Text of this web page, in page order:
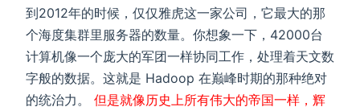
到2012年的时候，仅仅雅虎这一家公司，它最大的那
个海度集群里服务器的数量。你想象一下，42000台
计算机像一个庞大的军团一样协同工作，处理着天文数
字般的数据。这就是 Hadoop 在巅峰时期的那种绝对
的统治力。
但是就像历史上所有伟大的帝国一样，辉